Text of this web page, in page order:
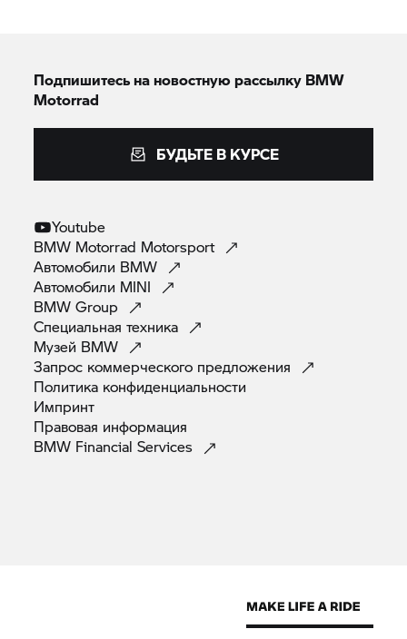
Подпишитесь на новостную рассылку BMW
Motorrad
БУДЬТЕ В КУРСЕ
Youtube
BMW Motorrad Motorsport
Автомобили BMW
Автомобили MINI
BMWGroup
Специальнаятехника
Музей BMW
Запрос коммерческого предложения
Политика конфиденциальности
Импринт
Правовая информация
BMW FinancialServices